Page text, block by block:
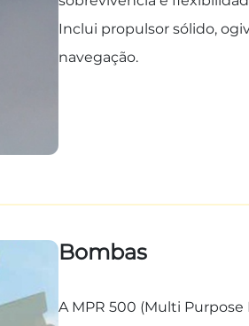
Inclui propulsor sólido,
navegação.
Bombas
A MPR 500 (Multi